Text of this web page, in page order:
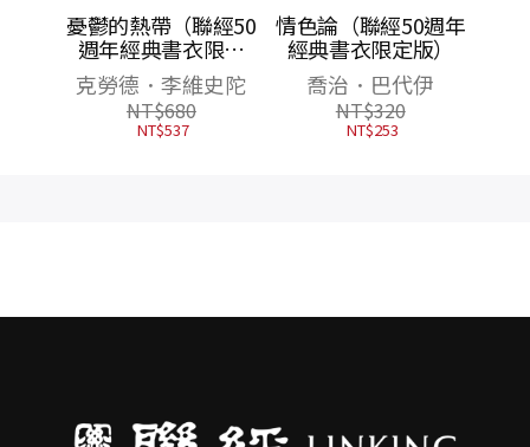
憂鬱的熱帶（聯經50
週年經典書衣限定
版）
克勞德．李維史陀
NT$680
NT$537
情色論（聯經50週年
經典書衣限定版）
喬治．巴代伊
NT$320
NT$253